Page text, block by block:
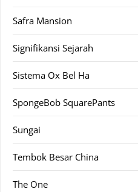
Safra Mansion
Signifikansi Sejarah
Sistema Ox Bel Ha
SpongeBob SquarePants
Sungai
Tembok Besar China
The One